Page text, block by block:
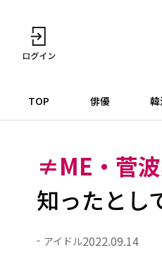
TOP 俳優
≠ME・菅
知ったとし
アイドル2022.09.14